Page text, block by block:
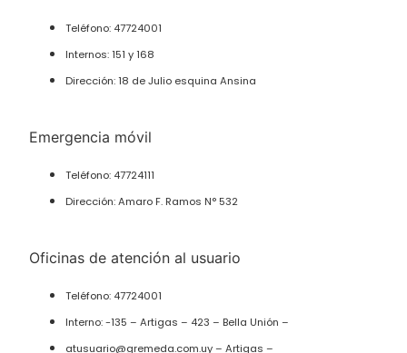
Teléfono: 47724001
Internos: 151 y 168
Dirección: 18 de Julio esquina Ansina
Emergencia móvil
Teléfono: 47724111
Dirección: Amaro F. Ramos N° 532
Oficinas de atención al usuario
Teléfono: 47724001
Interno: -135 – Artigas – 423 – Bella Unión –
atusuario@gremeda.com.uy – Artigas –